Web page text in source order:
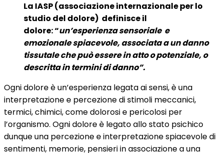
La IASP (associazione internazionale per lo
studio del dolore) definisce il
dolore:“un’esperienza sensoriale e
emozionale spiacevole, associata a un danno
tissutale che può essere in atto o potenziale, o
descritta in termini di danno”.
Ogni dolore è un’esperienza legata ai sensi, è una
interpretazione e percezione di stimoli meccanici,
termici, chimici, come dolorosi e pericolosi per
l’organismo. Ogni dolore è legato allo stato psichico
dunque una percezione e interpretazione spiacevole di
sentimenti, memorie, pensieri in associazione a una